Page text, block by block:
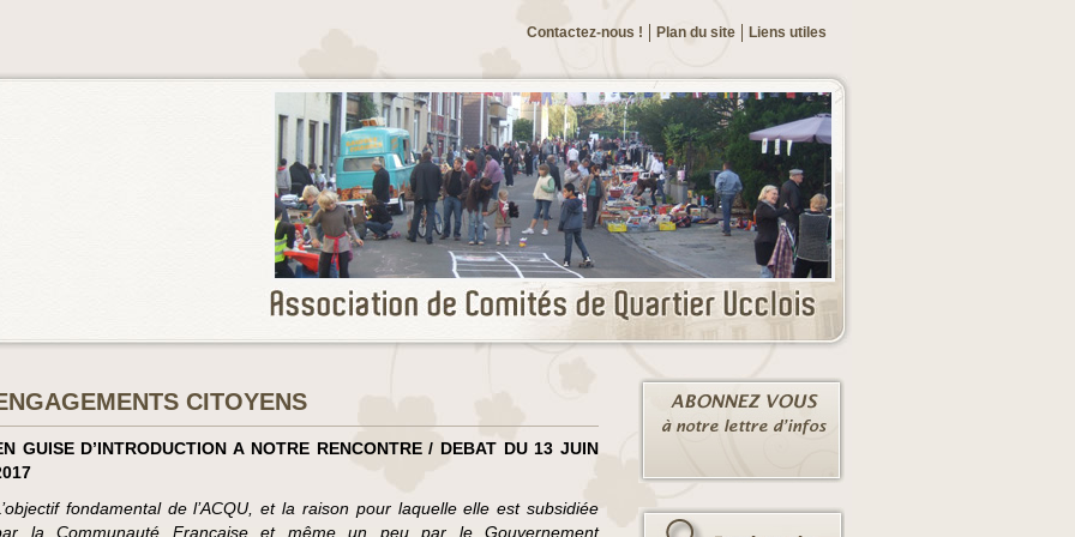
Liens utiles
Plan du site
Contactez-nous !
CITOYENS
GUISE D’INTRODUCTION A NOTRE RENCONTRE / DEBAT DU 13 JUIN
fondamental de l’ACQU, et la raison pour laquelle elle est subsidiée
la Communauté Française et même un peu par le Gouvernement